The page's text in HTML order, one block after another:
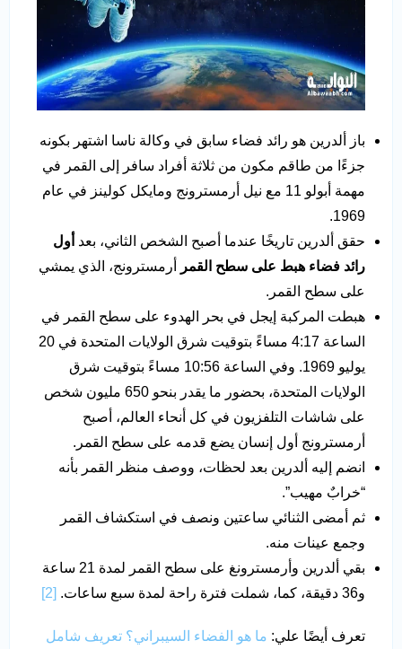
باز ألدرين هو رائد فضاء سابق في وكالة ناسا اشتهر بكونه
جزءًا من طاقم مكون من ثلاثة أفراد سافر إلى القمر في
مهمة أبولو 11 مع نيل أرمسترونج ومايكل كولينز في عام
1969.
حقق ألدرين تاريخًا عندما أصبح الشخص الثاني، بعد أول
رائد فضاء هبط على سطح القمر
أرمسترونج، الذي يمشي
على سطح القمر.
هبطت المركبة إيجل في بحر الهدوء على سطح القمر في
الساعة 4:17 مساءً بتوقيت شرق الولايات المتحدة في 20
يوليو 1969. وفي الساعة 10:56 مساءً بتوقيت شرق
الولايات المتحدة، بحضور ما يقدر بنحو 650 مليون شخص
على شاشات التلفزيون في كل أنحاء العالم، أصبح
أرمسترونج أول إنسان يضع قدمه على سطح القمر.
انضم إليه ألدرين بعد لحظات، ووصف منظر القمر بأنه
“خرابٌ مهيب”.
ثم أمضى الثنائي ساعتين ونصف في استكشاف القمر
وجمع عينات منه.
بقي ألدرين وأرمسترونغ على سطح القمر لمدة 21 ساعة
و36 دقيقة، كما، شملت فترة راحة لمدة سبع ساعات.
[2]
تعرف أيضًا علي: ما هو الفضاء السيبراني؟ تعريف شامل